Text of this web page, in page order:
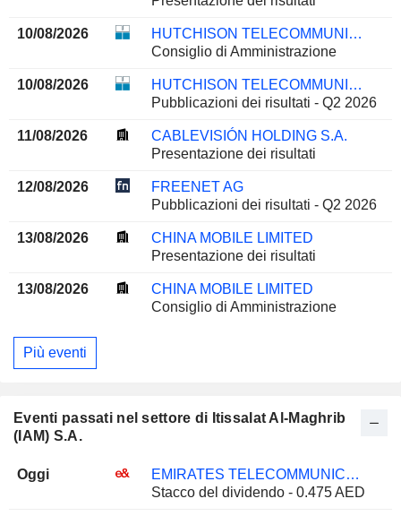
10/08/2026
HUTCHISON TELECOMMUNICATIONS HONG KONG HOLDINGS LIMITED
Consiglio di Amministrazione
10/08/2026
HUTCHISON TELECOMMUNICATIONS HONG KONG HOLDINGS LIMITED
Pubblicazioni dei risultati - Q2 2026
11/08/2026
CABLEVISIÓN HOLDING S.A.
Presentazione dei risultati
12/08/2026
FREENET AG
Pubblicazioni dei risultati - Q2 2026
13/08/2026
CHINA MOBILE LIMITED
Presentazione dei risultati
13/08/2026
CHINA MOBILE LIMITED
Consiglio di Amministrazione
Più eventi
Eventi passati nel settore di Itissalat Al-Maghrib
(IAM) S.A.
Oggi
EMIRATES TELECOMMUNICATIONS GROUP COMPANY
Stacco del dividendo - 0.475 AED